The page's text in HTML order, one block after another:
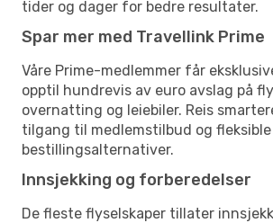
tider og dager for bedre resultater.
Spar mer med Travellink Prime
Våre Prime-medlemmer får
opptil hundrevis av euro avslag på
overnatting og leiebiler. Reis
tilgang til medlemstilbud og fleksible
bestillingsalternativer.
Innsjekking og forberedelser
De fleste flyselskaper tillater